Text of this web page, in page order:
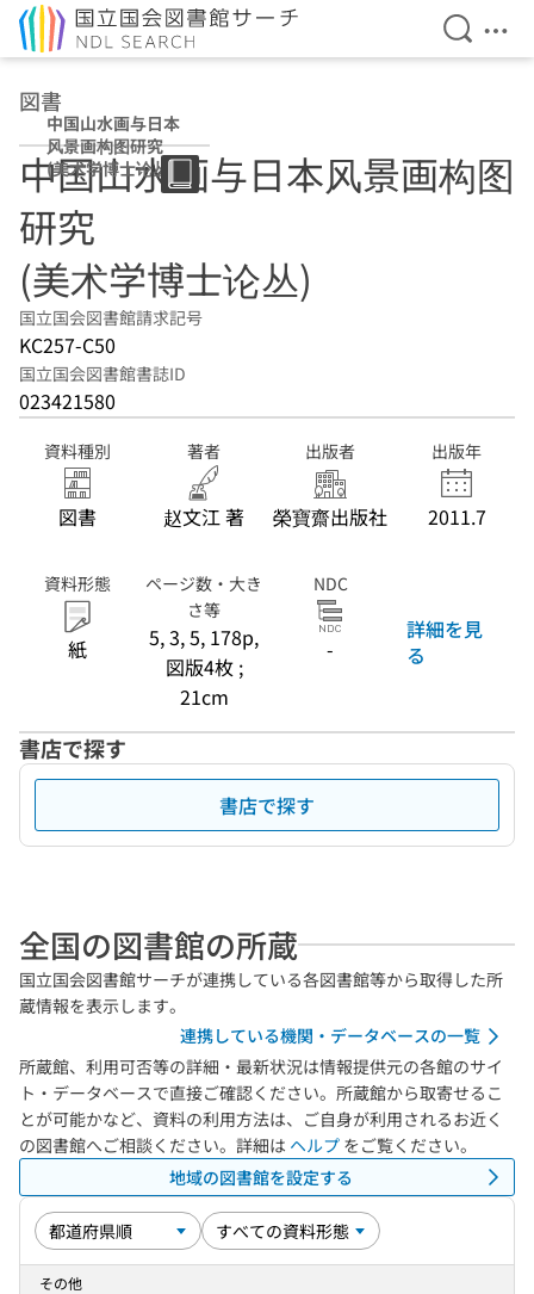
検索を
メ
図書
中国山水画与日本
风景画构图研究
(美术学博士论丛)
中国山水画与日本风景画构图
研究
(美术学博士论丛)
国立国会図書館請求記号
KC257-C50
国立国会図書館書誌ID
023421580
資料種別
図書
著者
赵文江 著
出版者
榮寶齋出版社
出版年
2011.7
資料形態
紙
ページ数・大き
さ等
5, 3, 5, 178p,
図版4枚 ;
21cm
NDC
-
詳細を見
る
書店で探す
書店で探す
全国の図書館の所蔵
国立国会図書館サーチが連携している各図書館等から取得した所
蔵情報を表示します。
連携している機関・データベースの一覧
所蔵館、利用可否等の詳細・最新状況は情報提供元の各館のサイ
ト・データベースで直接ご確認ください。所蔵館から取寄せるこ
とが可能かなど、資料の利用方法は、ご自身が利用されるお近く
の図書館へご相談ください。詳細は ヘルプ をご覧ください。
地域の図書館を設定する
その他